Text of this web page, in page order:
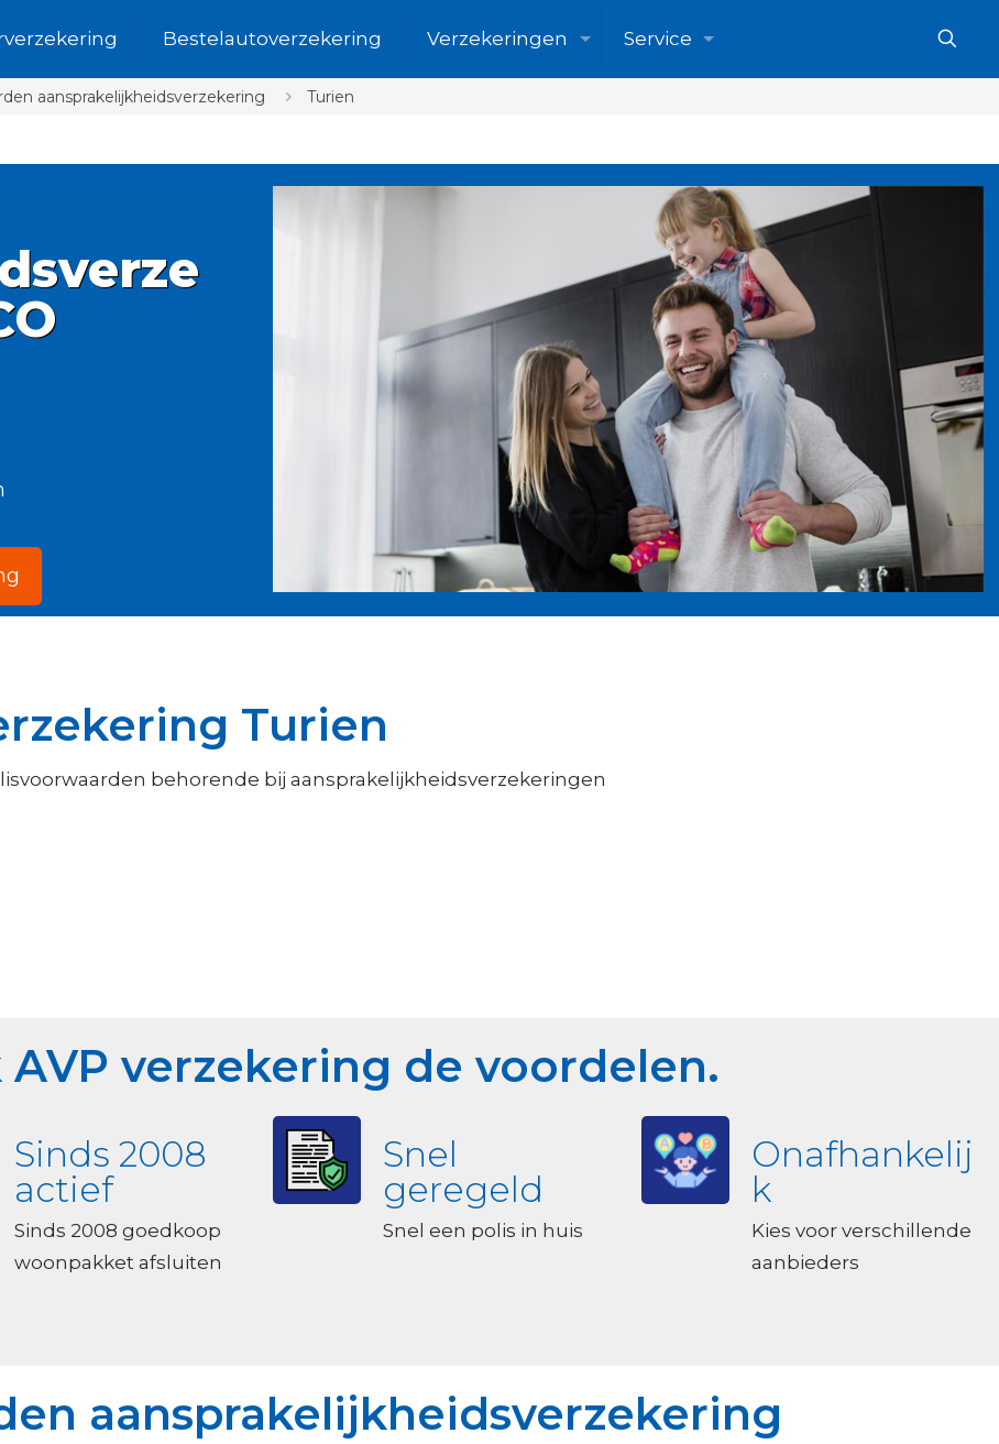
Bestelautoverzekering Verzekeringen Service
aansprakelijkheidsverzekering Turien
Turien
behorende bij aansprakelijkheidsverzekeringen
verzekering de voordelen.
Sinds 2008
actief
Sinds 2008 goedkoop
woonpakket afsluiten
Snel
geregeld
Snel een polis in huis
Onafhankelij
k
Kies voor verschillende
aanbieders
aansprakelijkheidsverzekering